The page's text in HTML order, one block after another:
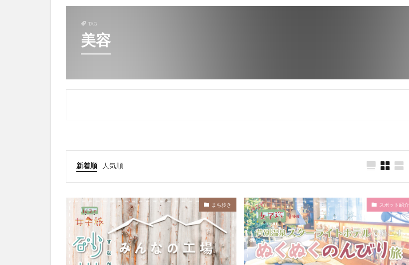
TAG
美容
新着順 人気順
まち歩き スポット紹介